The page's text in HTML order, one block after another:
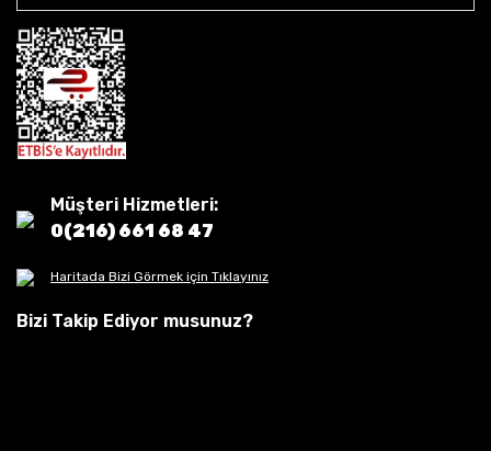
Müşteri Hizmetleri:
0(216) 661 68 47
Haritada Bizi Görmek için Tıklayınız
Bizi Takip Ediyor musunuz?